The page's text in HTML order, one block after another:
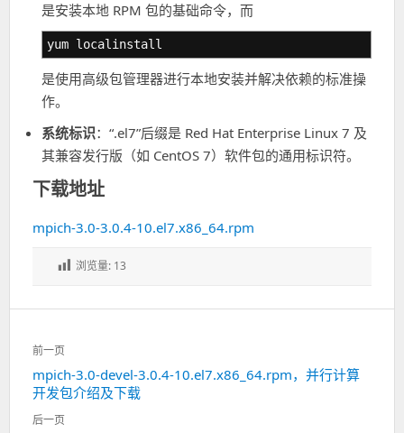
是安装本地 RPM 包的基础命令，而
yum localinstall
是使用高级包管理器进行本地安装并解决依赖的标准操
作。
系统标识：“.el7”后缀是 Red Hat Enterprise Linux 7 及
其兼容发行版（如 CentOS 7）软件包的通用标识符。
下载地址
mpich-3.0-3.0.4-10.el7.x86_64.rpm
浏览量: 13
文
章
导
航
前一页
上
一
篇：
mpich-3.0-devel-3.0.4-10.el7.x86_64.rpm，并行计算
开发包介绍及下载
后一页